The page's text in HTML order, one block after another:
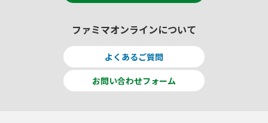
ファミマオンラインについて
よくあるご質問
お問い合わせフォーム